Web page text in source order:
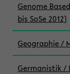
Genome
bis SoSe 2012)
Geographie /
Germanistik /